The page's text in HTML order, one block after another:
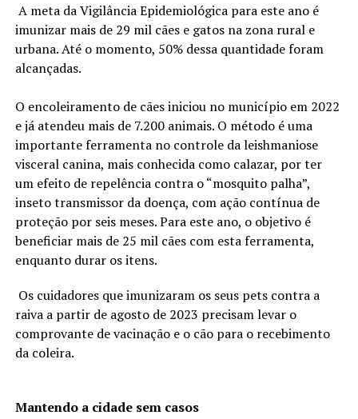
A meta da Vigilância Epidemiológica para este ano é
imunizar mais de 29 mil cães e gatos na zona rural e
urbana. Até o momento, 50% dessa quantidade foram
alcançadas.
O encoleiramento de cães iniciou no município em 2022
e já atendeu mais de 7.200 animais. O método é uma
importante ferramenta no controle da leishmaniose
visceral canina, mais conhecida como calazar, por ter
um efeito de repelência contra o “mosquito palha”,
inseto transmissor da doença, com ação contínua de
proteção por seis meses. Para este ano, o objetivo é
beneficiar mais de 25 mil cães com esta ferramenta,
enquanto durar os itens.
Os cuidadores que imunizaram os seus pets contra a
raiva a partir de agosto de 2023 precisam levar o
comprovante de vacinação e o cão para o recebimento
da coleira.
Mantendo a cidade sem casos